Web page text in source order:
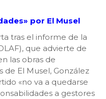
por El Musel
tras el informe de la
que advierte de
las obras de
El Musel, González
«no va a quedarse
a gestores